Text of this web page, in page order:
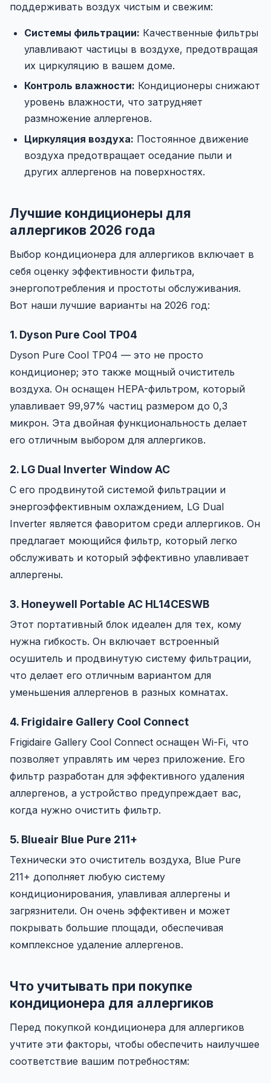
поддерживать воздух чистым и свежим:
Системы фильтрации: Качественные фильтры
улавливают частицы в воздухе, предотвращая
их циркуляцию в вашем доме.
Контроль влажности: Кондиционеры снижают
уровень влажности, что затрудняет
размножение аллергенов.
Циркуляция воздуха: Постоянное движение
воздуха предотвращает оседание пыли и
других аллергенов на поверхностях.
Лучшие кондиционеры для
аллергиков 2026 года
Выбор кондиционера для аллергиков включает в
себя оценку эффективности фильтра,
энергопотребления и простоты обслуживания.
Вот наши лучшие варианты на 2026 год:
1. Dyson Pure Cool TP04
Dyson Pure Cool TP04 — это не просто
кондиционер; это также мощный очиститель
воздуха. Он оснащен HEPA-фильтром, который
улавливает 99,97% частиц размером до 0,3
микрон. Эта двойная функциональность делает
его отличным выбором для аллергиков.
2. LG Dual Inverter Window AC
С его продвинутой системой фильтрации и
энергоэффективным охлаждением, LG Dual
Inverter является фаворитом среди аллергиков. Он
предлагает моющийся фильтр, который легко
обслуживать и который эффективно улавливает
аллергены.
3. Honeywell Portable AC HL14CESWB
Этот портативный блок идеален для тех, кому
нужна гибкость. Он включает встроенный
осушитель и продвинутую систему фильтрации,
что делает его отличным вариантом для
уменьшения аллергенов в разных комнатах.
4. Frigidaire Gallery Cool Connect
Frigidaire Gallery Cool Connect оснащен Wi-Fi, что
позволяет управлять им через приложение. Его
фильтр разработан для эффективного удаления
аллергенов, а устройство предупреждает вас,
когда нужно очистить фильтр.
5. Blueair Blue Pure 211+
Технически это очиститель воздуха, Blue Pure
211+ дополняет любую систему
кондиционирования, улавливая аллергены и
загрязнители. Он очень эффективен и может
покрывать большие площади, обеспечивая
комплексное удаление аллергенов.
Что учитывать при покупке
кондиционера для аллергиков
Перед покупкой кондиционера для аллергиков
учтите эти факторы, чтобы обеспечить наилучшее
соответствие вашим потребностям: